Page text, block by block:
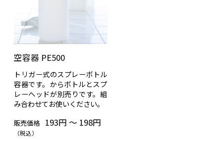
空容器 PE500
トリガー式のスプレーボトル
容器です。からボトルとスプ
レーヘッドが別売りです。組
み合わせてお使いください。
販売価格 193円 ～ 198円
（税込）